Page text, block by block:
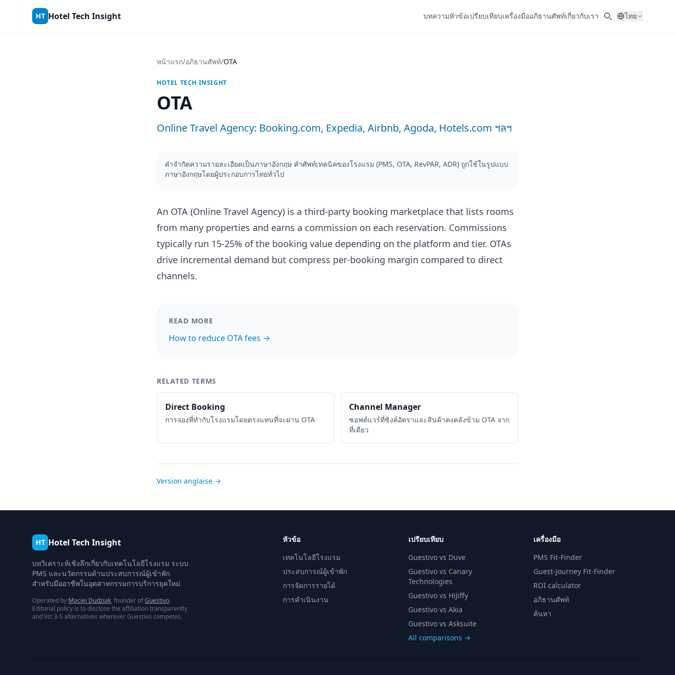
Skip to content
HT Hotel Tech Insight บทความหัวข้อเปรียบเทียบเครื่องมืออภิธานศัพท์เกี่ยวกับเรา ไทย
หน้าแรก/อภิธานศัพท์/OTA
HOTEL TECH INSIGHT
OTA
Online Travel Agency: Booking.com, Expedia, Airbnb, Agoda, Hotels.com ฯลฯ
คำจำกัดความรายละเอียดเป็นภาษาอังกฤษ คำศัพท์เทคนิคของโรงแรม (PMS, OTA, RevPAR, ADR) ถูกใช้ในรูปแบบ
ภาษาอังกฤษโดยผู้ประกอบการไทยทั่วไป
An OTA (Online Travel Agency) is a third-party booking marketplace that lists rooms
from many properties and earns a commission on each reservation. Commissions
typically run 15-25% of the booking value depending on the platform and tier. OTAs
drive incremental demand but compress per-booking margin compared to direct
channels.
READ MORE
How to reduce OTA fees →
RELATED TERMS
Direct Booking
การจองที่ทำกับโรงแรมโดยตรงแทนที่จะผ่าน OTA
Channel Manager
ซอฟต์แวร์ที่ซิงค์อัตราและสินค้าคงคลังข้าม OTA จาก
ที่เดียว
Version anglaise →
HT Hotel Tech Insight
บทวิเคราะห์เชิงลึกเกี่ยวกับเทคโนโลยีโรงแรม ระบบ
PMS และนวัตกรรมด้านประสบการณ์ผู้เข้าพัก
สำหรับมืออาชีพในอุตสาหกรรมการบริการยุคใหม่
Operated by Maciej Dudziak, founder ofGuestivo.
Editorial policy is to disclose the affiliation transparently
and list 3-5 alternatives wherever Guestivo competes.
หัวข้อ
เทคโนโลยีโรงแรม
ประสบการณ์ผู้เข้าพัก
การจัดการรายได้
การดำเนินงาน
เปรียบเทียบ
Guestivo vs Duve
Guestivo vs Canary
Technologies
Guestivo vs HiJiffy
Guestivo vs Akia
Guestivo vs Asksuite
All comparisons →
เครื่องมือ
PMS Fit-Finder
Guest-Journey Fit-Finder
ROI calculator
อภิธานศัพท์
ค้นหา